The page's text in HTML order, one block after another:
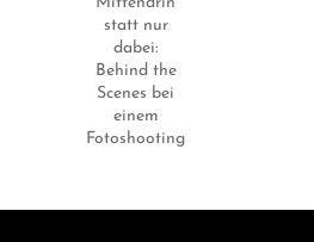
statt nur
dabei:
Behind the
Scenes bei
einem
Fotoshooting